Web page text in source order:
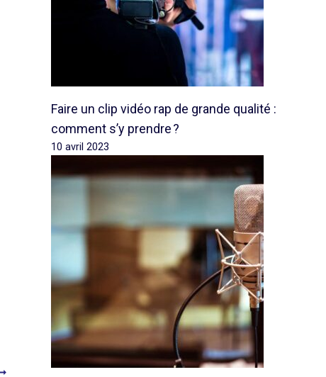
Faire un clip vidéo rap de grande qualité :
comment s’y prendre ?
10 avril 2023